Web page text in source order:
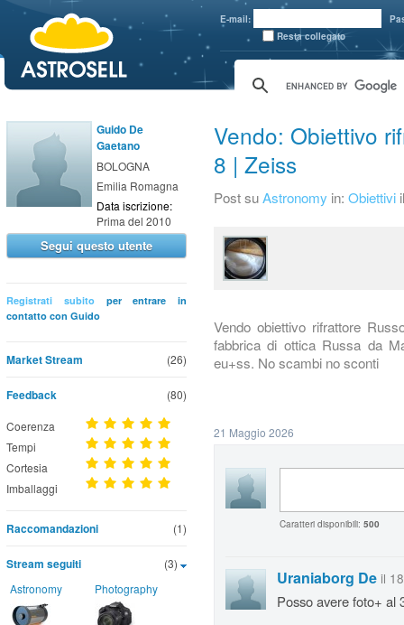
E-mail:
Resta collegato
Guido De
Gaetano
BOLOGNA
Emilia Romagna
Data iscrizione:
Prima del 2010
Segui questo utente
Registrati subitoper entrare in
contatto con Guido
(26)
Market Stream
Feedback (80)
Coerenza
Tempi
Cortesia
Imballaggi
(1)
Raccomandazioni
(3)
Stream seguiti
Astronomy Photography
Vendo: Obiettivo
8 | Zeiss
Post suAstronomy in: Obiettivi
Vendo obiettivo rifrattore
fabbrica di ottica Russa da
eu+ss. No scambi no sconti
21 Maggio 2026
Caratteri disponibili: 500
Uraniaborg De il
Posso avere foto+ al